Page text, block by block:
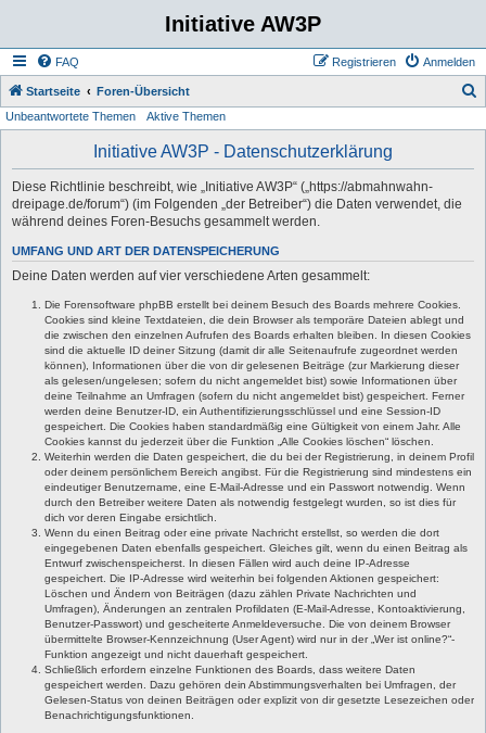
Initiative AW3P
FAQ Anmelden
Registrieren
Startseite Foren-Übersicht
Unbeantwortete Themen Aktive Themen
Initiative AW3P - Datenschutzerklärung
Diese Richtlinie beschreibt, wie „Initiative AW3P“ („https://abmahnwahn-
dreipage.de/forum“) (im Folgenden „der Betreiber“) die Daten verwendet, die
während deines Foren-Besuchs gesammelt werden.
UMFANG UND ART DER DATENSPEICHERUNG
Deine Daten werden auf vier verschiedene Arten gesammelt:
Die Forensoftware phpBB erstellt bei deinem Besuch des Boards mehrere Cookies.
Cookies sind kleine Textdateien, die dein Browser als temporäre Dateien ablegt und
die zwischen den einzelnen Aufrufen des Boards erhalten bleiben. In diesen Cookies
sind die aktuelle ID deiner Sitzung (damit dir alle Seitenaufrufe zugeordnet werden
können), Informationen über die von dir gelesenen Beiträge (zur Markierung dieser
als gelesen/ungelesen; sofern du nicht angemeldet bist) sowie Informationen über
deine Teilnahme an Umfragen (sofern du nicht angemeldet bist) gespeichert. Ferner
werden deine Benutzer-ID, ein Authentifizierungsschlüssel und eine Session-ID
gespeichert. Die Cookies haben standardmäßig eine Gültigkeit von einem Jahr. Alle
Cookies kannst du jederzeit über die Funktion „Alle Cookies löschen“ löschen.
Weiterhin werden die Daten gespeichert, die du bei der Registrierung, in deinem Profil
oder deinem persönlichem Bereich angibst. Für die Registrierung sind mindestens ein
eindeutiger Benutzername, eine E-Mail-Adresse und ein Passwort notwendig. Wenn
durch den Betreiber weitere Daten als notwendig festgelegt wurden, so ist dies für
dich vor deren Eingabe ersichtlich.
Wenn du einen Beitrag oder eine private Nachricht erstellst, so werden die dort
eingegebenen Daten ebenfalls gespeichert. Gleiches gilt, wenn du einen Beitrag als
Entwurf zwischenspeicherst. In diesen Fällen wird auch deine IP-Adresse
gespeichert. Die IP-Adresse wird weiterhin bei folgenden Aktionen gespeichert:
Löschen und Ändern von Beiträgen (dazu zählen Private Nachrichten und
Umfragen), Änderungen an zentralen Profildaten (E-Mail-Adresse, Kontoaktivierung,
Benutzer-Passwort) und gescheiterte Anmeldeversuche. Die von deinem Browser
übermittelte Browser-Kennzeichnung (User Agent) wird nur in der „Wer ist online?“-
Funktion angezeigt und nicht dauerhaft gespeichert.
Schließlich erfordern einzelne Funktionen des Boards, dass weitere Daten
gespeichert werden. Dazu gehören dein Abstimmungsverhalten bei Umfragen, der
Gelesen-Status von deinen Beiträgen oder explizit von dir gesetzte Lesezeichen oder
Benachrichtigungsfunktionen.